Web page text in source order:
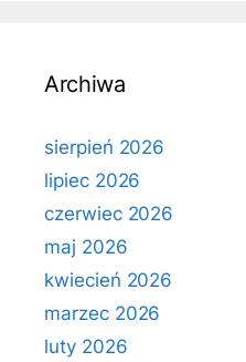
Archiwa
sierpień 2026
lipiec 2026
czerwiec 2026
maj 2026
kwiecień 2026
marzec 2026
luty 2026